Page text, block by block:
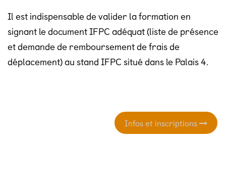
Il est indispensable de valider la formation en
signant le document IFPC adéquat (liste de présence
et demande de remboursement de frais de
déplacement) au stand IFPC situé dans le Palais 4.
Infos et inscription​​s